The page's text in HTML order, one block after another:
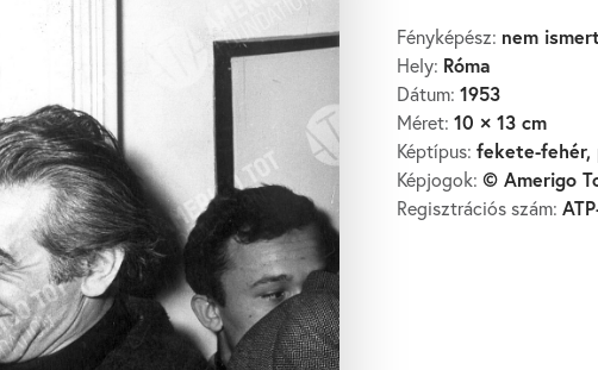
Fényképész: nem ismert
Hely: Róma
Dátum: 1953
Méret: 10 × 13 cm
Képtípus: fekete-fehér,
Képjogok: © Amerigo
Regisztrációs szám: